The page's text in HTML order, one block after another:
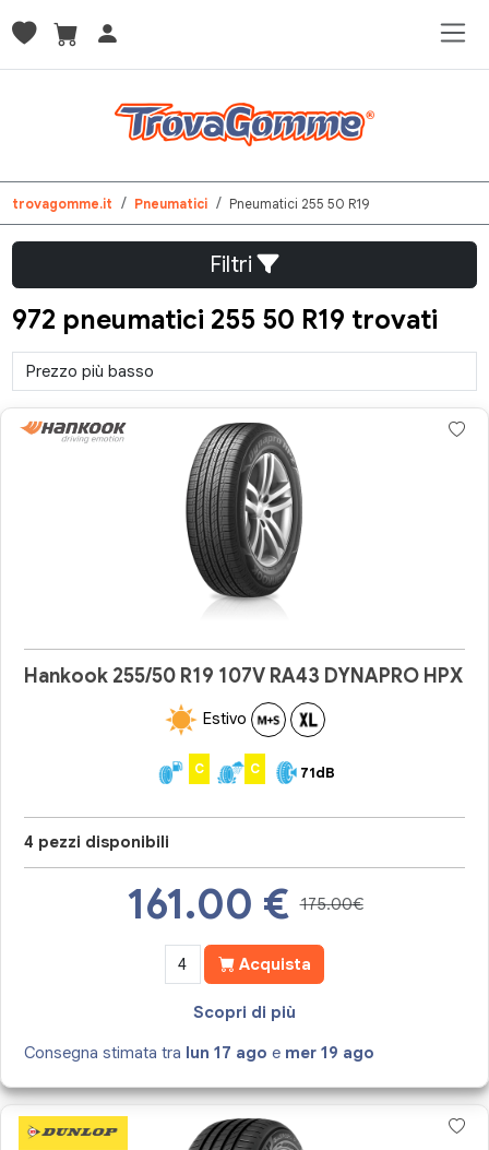
trovagomme.it Pneumatici Pneumatici 255 50 R19
Filtri
972 pneumatici 255 50 R19 trovati
Hankook 255/50 R19 107V RA43 DYNAPRO HPX
Estivo
C C 71dB
4 pezzi disponibili
161.00 € 175.00€
Acquista
Scopri di più
Consegna stimata tra lun 17 ago e mer 19 ago